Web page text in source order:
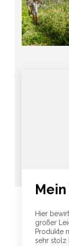
Hier
großer
Produkte
sehr stolz